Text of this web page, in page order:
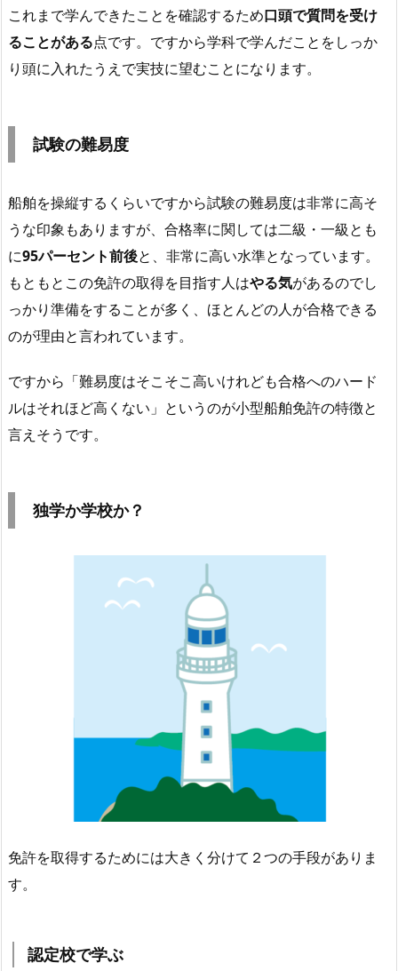
これまで学んできたことを確認するため口頭で質問を受け
ることがある点です。ですから学科で学んだことをしっか
り頭に入れたうえで実技に望むことになります。
試験の難易度
船舶を操縦するくらいですから試験の難易度は非常に高そ
うな印象もありますが、合格率に関しては二級・一級とも
に95パーセント前後と、非常に高い水準となっています。
もともとこの免許の取得を目指す人はやる気があるのでし
っかり準備をすることが多く、ほとんどの人が合格できる
のが理由と言われています。
ですから「難易度はそこそこ高いけれども合格へのハード
ルはそれほど高くない」というのが小型船舶免許の特徴と
言えそうです。
独学か学校か？
免許を取得するためには大きく分けて２つの手段がありま
す。
認定校で学ぶ